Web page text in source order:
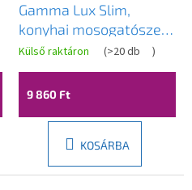
Gamma Lux Slim,
konyhai mosogatószer-
adagoló 400 ml, grafit
matt, GMA-LUX-SLIM-
GM
Külső raktáron (>20 db )
9 860 Ft
KOSÁRBA